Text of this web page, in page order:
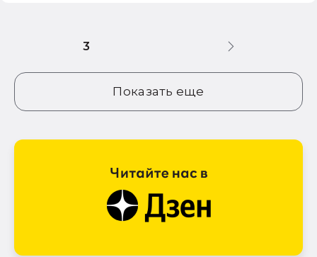
Показать еще
3